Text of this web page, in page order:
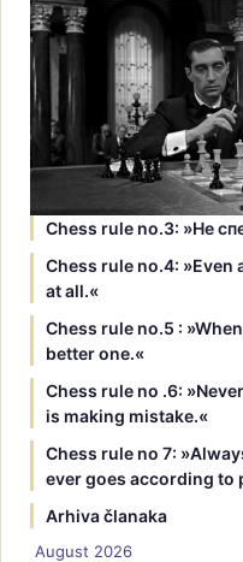
Chess rule no.3: »Hе
Chess rule no.4: »Even
at all.«
Chess rule no.5 :
better one.«
Chess rule no .6:
is making mistake.«
Chess rule no 7:
ever goes according to
Arhiva članaka
August 2026